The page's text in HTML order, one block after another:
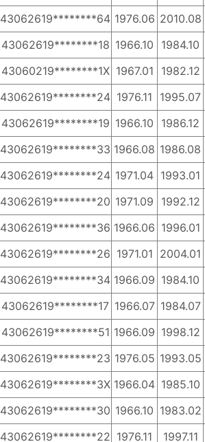
43062619********64 1976.06 2010.08
43062619********18 1966.10 1984.10
43060219********1X 1967.01 1982.12
43062619********24 1976.11 1995.07
43062619********19 1966.10 1986.12
43062619********33 1966.08 1986.08
43062619********24 1971.04 1993.01
43062619********20 1971.09 1992.12
43062619********36 1966.06 1996.01
43062619********26 1971.01 2004.01
43062619********34 1966.09 1984.10
43062619********17 1966.07 1984.07
43062619********51 1966.09 1998.12
43062619********23 1976.05 1993.05
43062619********3X 1966.04 1985.10
43062619********30 1966.10 1983.02
43062619********22 1976.11 1997.11